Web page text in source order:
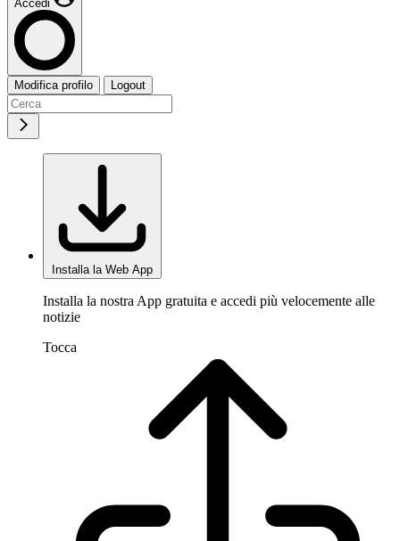
Accedi
Modifica profilo Logout
Installa la Web App
Installa la nostra App gratuita e accedi più velocemente alle
notizie
Tocca